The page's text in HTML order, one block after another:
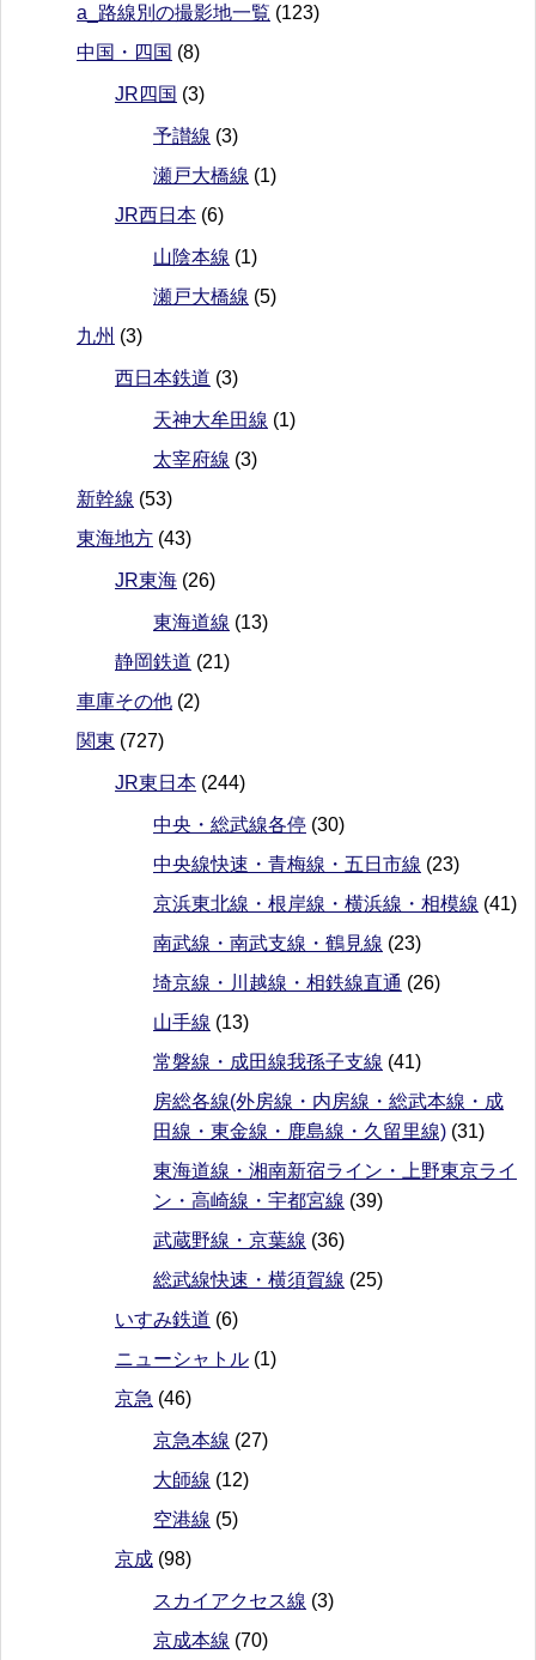
a_路線別の撮影地一覧 (123)
中国・四国 (8)
JR四国 (3)
予讃線 (3)
瀬戸大橋線 (1)
JR西日本 (6)
山陰本線 (1)
瀬戸大橋線 (5)
九州 (3)
西日本鉄道 (3)
天神大牟田線 (1)
太宰府線 (3)
新幹線 (53)
東海地方 (43)
JR東海 (26)
東海道線 (13)
静岡鉄道 (21)
車庫その他 (2)
関東 (727)
JR東日本 (244)
中央・総武線各停 (30)
中央線快速・青梅線・五日市線 (23)
京浜東北線・根岸線・横浜線・相模線 (41)
南武線・南武支線・鶴見線 (23)
埼京線・川越線・相鉄線直通 (26)
山手線 (13)
常磐線・成田線我孫子支線 (41)
房総各線(外房線・内房線・総武本線・成
田線・東金線・鹿島線・久留里線) (31)
東海道線・湘南新宿ライン・上野東京ライ
ン・高崎線・宇都宮線 (39)
武蔵野線・京葉線 (36)
総武線快速・横須賀線 (25)
いすみ鉄道 (6)
ニューシャトル (1)
京急 (46)
京急本線 (27)
大師線 (12)
空港線 (5)
京成 (98)
スカイアクセス線 (3)
京成本線 (70)